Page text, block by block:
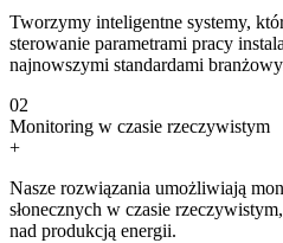
Tworzymy inteligentne systemy,
sterowanie parametrami pracy
najnowszymi standardami
02
Monitoring w czasie rzeczywistym
+
Nasze rozwiązania umożliwiają
słonecznych w czasie
nad produkcją energii.